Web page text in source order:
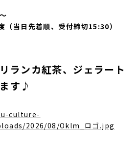
当日先着順、受付締切15:30）
ランカ紅茶、ジェラート
す♪
culture-
2026/08/Oklm_ロゴ.jpg